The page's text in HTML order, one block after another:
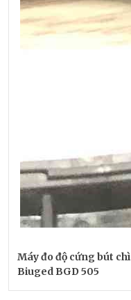
Máy đo độ cứng bút chì
Biuged BGD 505